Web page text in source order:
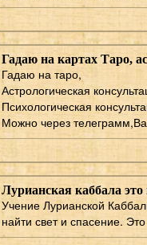
Гадаю на картах Таро,
Гадаю на таро,
Астрологическая
Психологическая
Можно через
Лурианская каббала это
Учение Лурианской
найти свет и спасение.